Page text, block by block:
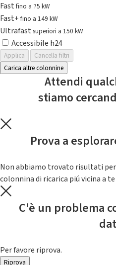
Fastfino a 75 kW
Fast+fino a 149 kW
Ultrafast superiori a 150 kW
Accessibile h24
Applica
Cancella filtri
Carica altre colonnine
Attendi
stiamo
Prova a
Non abbiamo trovato risultati per
colonnina di ricarica piú vicina a
C'è un problema
Per favore riprova.
Riprova